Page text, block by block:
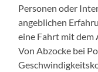
Personen oder
angeblichen
eine Fahrt mit dem
Von Abzocke bei